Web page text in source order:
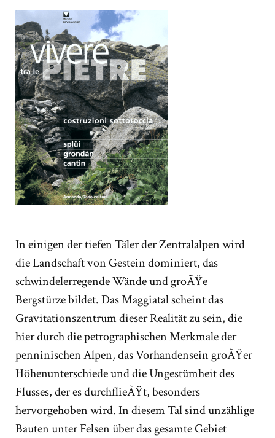
In einigen der tiefen Täler der Zentralalpen wird
die Landschaft von Gestein dominiert, das
schwindelerregende Wände und groÃŸe
Bergstürze bildet. Das Maggiatal scheint das
Gravitationszentrum dieser Realität zu sein, die
hier durch die petrographischen Merkmale der
penninischen Alpen, das Vorhandensein groÃŸer
Höhenunterschiede und die Ungestümheit des
Flusses, der es durchflieÃŸt, besonders
hervorgehoben wird. In diesem Tal sind unzählige
Bauten unter Felsen über das gesamte Gebiet